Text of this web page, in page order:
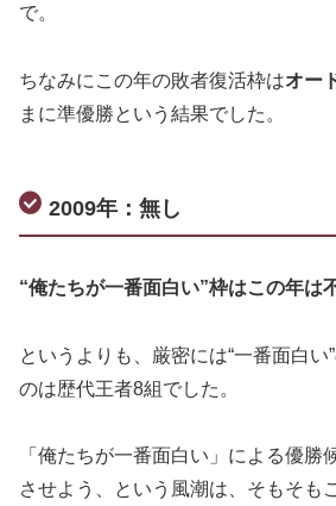
で。
ちなみにこの年の敗者復活枠はオー
まに準優勝という結果でした。
2009年：無し
“俺たちが一番面白い”枠はこの年は
というよりも、厳密には“一番面白い
のは歴代王者8組でした。
「俺たちが一番面白い」による優勝
させよう、という風潮は、そもそも